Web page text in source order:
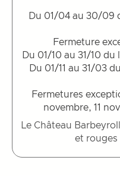
Du 01/04 au 30/09
Fermeture
Du 01/10 au 31/10
Du 01/11 au 31/03
Fermetures
novembre, 11
Le Château
et rouges